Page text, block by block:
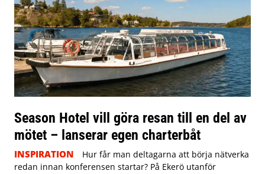
Season Hotel vill göra resan till en del av
mötet – lanserar egen charterbåt
INSPIRATION
Hur får man deltagarna att börja nätverka
redan innan konferensen startar? På Ekerö utanför